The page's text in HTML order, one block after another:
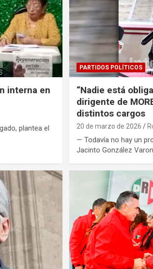
interna en
plantea el
PARTIDOS POLÍTICOS
“Nadie está
dirigente de
distintos cargos
20 de marzo de 2026
— Todavía no hay un
Jacinto González